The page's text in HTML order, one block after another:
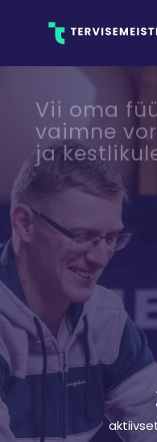
Vii oma
vaimne
ja